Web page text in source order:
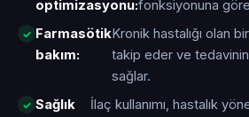
optimizasyonu:fonksiyonuna
Farmasötik
bakım:
Kronik hastalığı olan
takip eder ve
sağlar.
Sağlık
İlaç kullanımı, hastalık